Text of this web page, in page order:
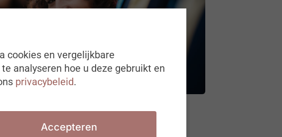
cookies en vergelijkbare
analyseren hoe u deze gebruikt en
privacybeleid.
Accepteren